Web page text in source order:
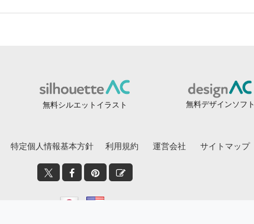
無料シルエットイラスト 無料デザインソフト
特定個人情報基本方針 利用規約 運営会社 サイトマップ